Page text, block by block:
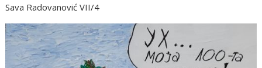
Sava Radovanović VII/4